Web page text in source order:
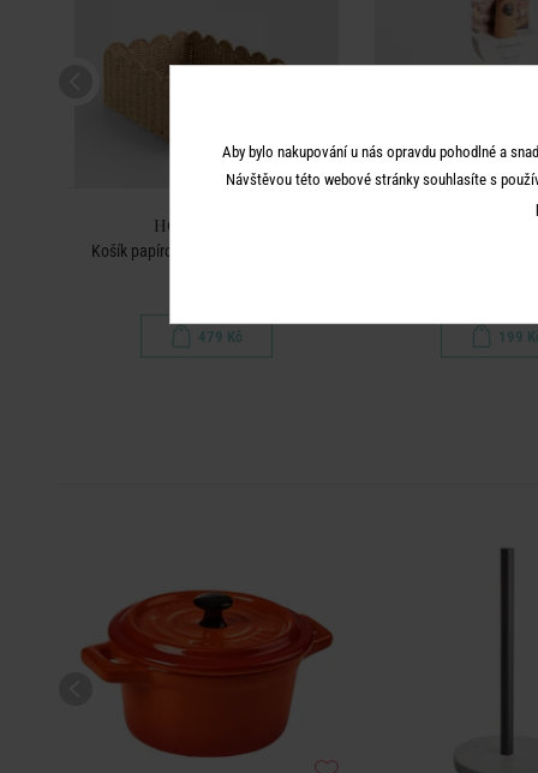
HOME & YOU
Košík papírový 27 x 35 cm - béžová
479 Kč 199
Aby bylo nakupování u nás opravdu pohodlné a
Návštěvou této webové stránky souhlasíte s